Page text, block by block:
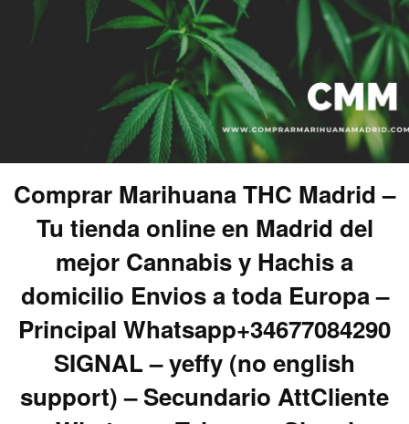
Comprar Marihuana THC Madrid –
Tu tienda online en Madrid del
mejor Cannabis y Hachis a
domicilio Envios a toda Europa –
Principal Whatsapp+34677084290
SIGNAL – yeffy (no english
support) – Secundario AttCliente